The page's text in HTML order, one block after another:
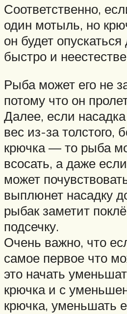
Соответственно,
один мотыль, но
он будет
быстро и
Рыба может его не
потому что он
Далее, если
вес из-за толстого,
крючка — то рыба
всосать, а даже
может
выплюнет насадку
рыбак заметит
подсечку.
Очень важно, что
самое первое что
это начать
крючка и с
крючка, уменьшать